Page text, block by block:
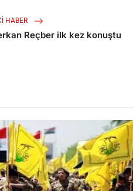
HABER
Reçber ilk kez konuştu